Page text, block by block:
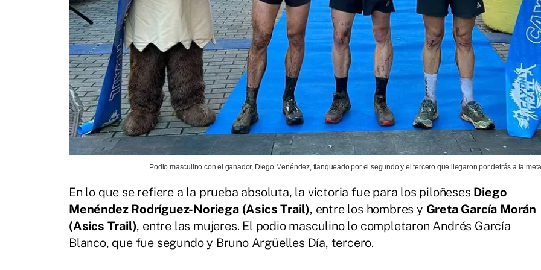
Podio masculino con el ganador, Diego Menéndez, flanqueado por el segundo y el tercero que llegaron por detrás a la
En lo que se refiere a la prueba absoluta, la victoria fue para los piloñeses Diego
Menéndez Rodríguez-Noriega (Asics Trail), entre los hombres y Greta García Morán
(Asics Trail), entre las mujeres. El podio masculino lo completaron Andrés García
Blanco, que fue segundo y Bruno Argüelles Día, tercero.